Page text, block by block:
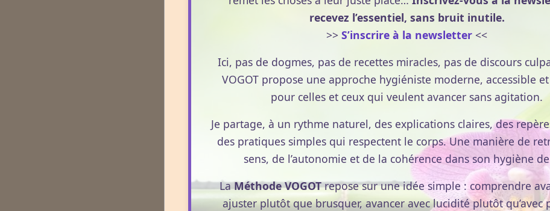
recevez l’essentiel, sans bruit inutile.
>> S’inscrire à la newsletter <<
Ici, pas de dogmes, pas de recettes miracles, pas de discours
VOGOT propose une approche hygiéniste moderne, accessible
pour celles et ceux qui veulent avancer sans agitation.
Je partage, à un rythme naturel, des explications claires, des
des pratiques simples qui respectent le corps. Une manière de
sens, de l’autonomie et de la cohérence dans son hygiène
LaMéthode VOGOTrepose sur une idée simple : comprendre
ajuster plutôt que brusquer, avancer avec lucidité plutôt qu’avec